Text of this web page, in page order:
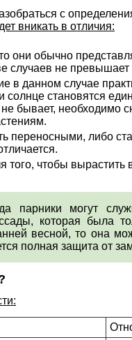
с
вникать в отличия:
они обычно
случаев не превышает
в данном случае
солнце становятся
бывает, необходимо
переносными, либо
того, чтобы
парники могут
которая была
весной, то она
полная защита от